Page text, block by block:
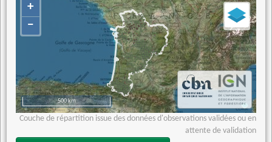
+
−
500 km
Couche de répartition issue des données d'observations validées ou en
attente de validation